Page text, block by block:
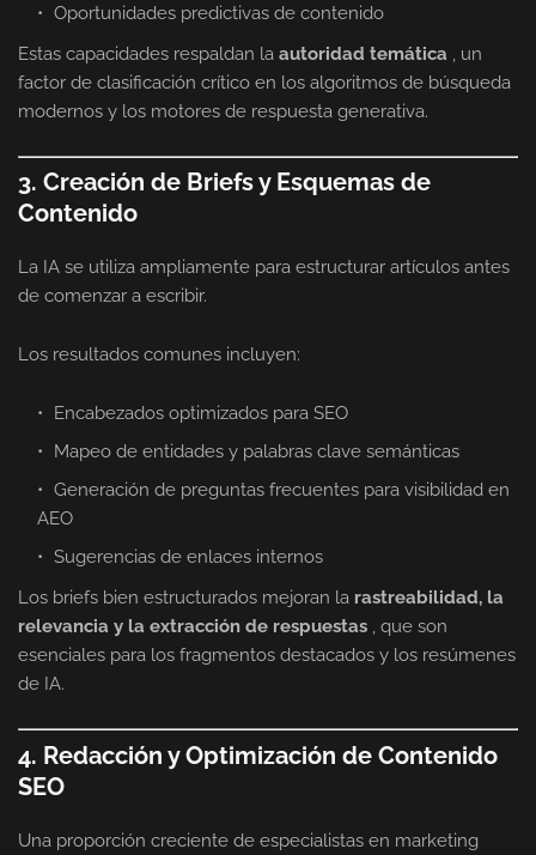
Oportunidades predictivas de contenido
Estas capacidades respaldan la autoridad temática , un
factor de clasificación crítico en los algoritmos de búsqueda
modernos y los motores de respuesta generativa.
3. Creación de Briefs y Esquemas de
Contenido
La IA se utiliza ampliamente para estructurar artículos antes
de comenzar a escribir.
Los resultados comunes incluyen:
Encabezados optimizados para SEO
Mapeo de entidades y palabras clave semánticas
Generación de preguntas frecuentes para visibilidad en
AEO
Sugerencias de enlaces internos
Los briefs bien estructurados mejoran la rastreabilidad, la
relevancia y la extracción de respuestas , que son
esenciales para los fragmentos destacados y los resúmenes
de IA.
4. Redacción y Optimización de Contenido
SEO
Una proporción creciente de especialistas en marketing